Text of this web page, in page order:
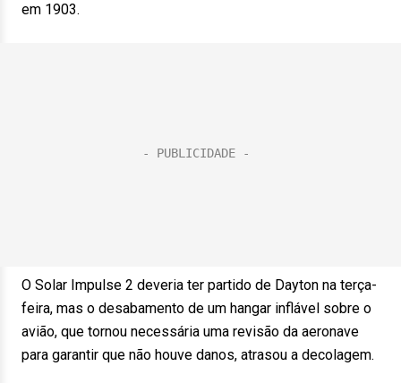
em 1903.
O Solar Impulse 2 deveria ter partido de Dayton na terça-
feira, mas o desabamento de um hangar inflável sobre o
avião, que tornou necessária uma revisão da aeronave
para garantir que não houve danos, atrasou a decolagem.